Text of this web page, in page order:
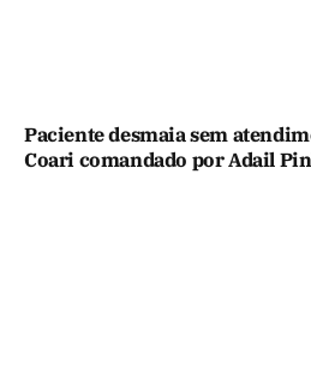
Paciente desmaia sem
Coari comandado por Adail